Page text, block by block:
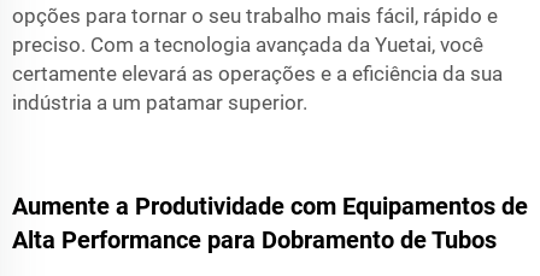
opções para tornar o seu trabalho mais fácil, rápido e
preciso. Com a tecnologia avançada da Yuetai, você
certamente elevará as operações e a eficiência da sua
indústria a um patamar superior.
Aumente a Produtividade com Equipamentos de
Alta Performance para Dobramento de Tubos